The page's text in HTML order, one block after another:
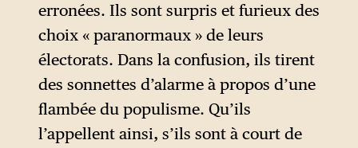
erronées. Ils sont surpris et furieux des
choix « paranormaux » de leurs
électorats. Dans la confusion, ils tirent
des sonnettes d’alarme à propos d’une
flambée du populisme. Qu’ils
l’appellent ainsi, s’ils sont à court de